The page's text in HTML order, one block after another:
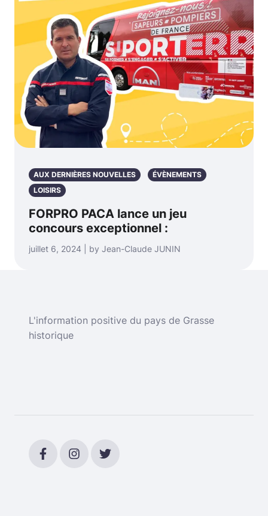
AUX DERNIÈRES NOUVELLES
ÉVÈNEMENTS
LOISIRS
FORPRO PACA lance un jeu
concours exceptionnel :
juillet 6, 2024 | by Jean-Claude JUNIN
L'information positive du pays de Grasse
historique